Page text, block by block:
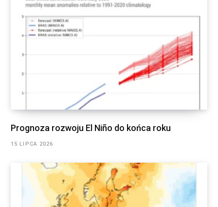
Prognoza rozwoju El Niño do końca roku
15 LIPCA 2026